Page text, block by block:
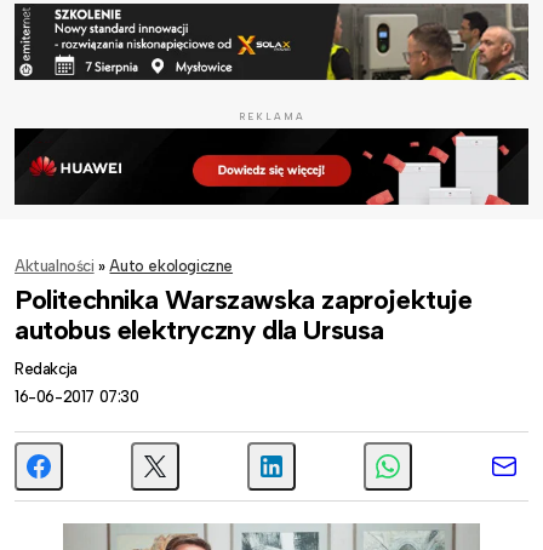
REKLAMA
Aktualności » Auto ekologiczne
Politechnika Warszawska zaprojektuje
autobus elektryczny dla Ursusa
Redakcja
16-06-2017 07:30